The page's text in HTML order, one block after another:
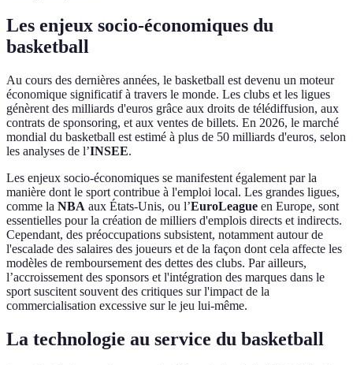
Les enjeux socio-économiques du
basketball
Au cours des dernières années, le basketball est devenu un moteur
économique significatif à travers le monde. Les clubs et les ligues
génèrent des milliards d'euros grâce aux droits de télédiffusion, aux
contrats de sponsoring, et aux ventes de billets. En 2026, le marché
mondial du basketball est estimé à plus de 50 milliards d'euros, selon
les analyses de l’INSEE.
Les enjeux socio-économiques se manifestent également par la
manière dont le sport contribue à l'emploi local. Les grandes ligues,
comme la NBA aux États-Unis, ou l’EuroLeague en Europe, sont
essentielles pour la création de milliers d'emplois directs et indirects.
Cependant, des préoccupations subsistent, notamment autour de
l'escalade des salaires des joueurs et de la façon dont cela affecte les
modèles de remboursement des dettes des clubs. Par ailleurs,
l’accroissement des sponsors et l'intégration des marques dans le
sport suscitent souvent des critiques sur l'impact de la
commercialisation excessive sur le jeu lui-même.
La technologie au service du basketball